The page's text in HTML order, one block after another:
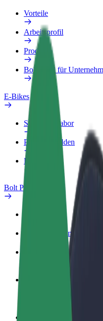
Vorteile
Arbeitsprofil
Produkte
Bolt Food für
E-Bikes
Sicherheitslabor
Problem melden
FAQ
Bolt Plus
So machst du mit
Erziele Umsatz nach